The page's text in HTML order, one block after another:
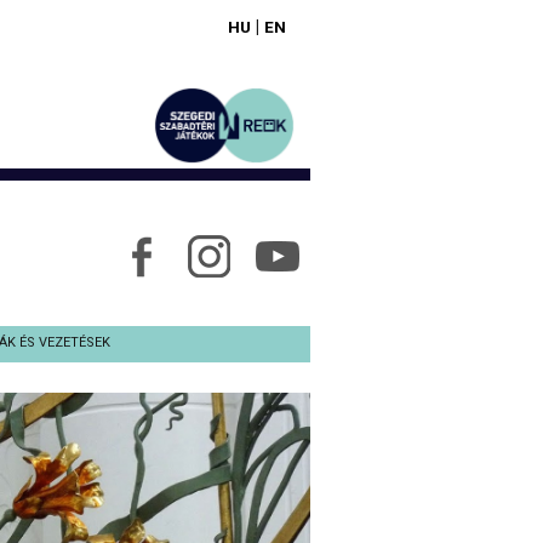
HU | EN
ÉS VEZETÉSEK